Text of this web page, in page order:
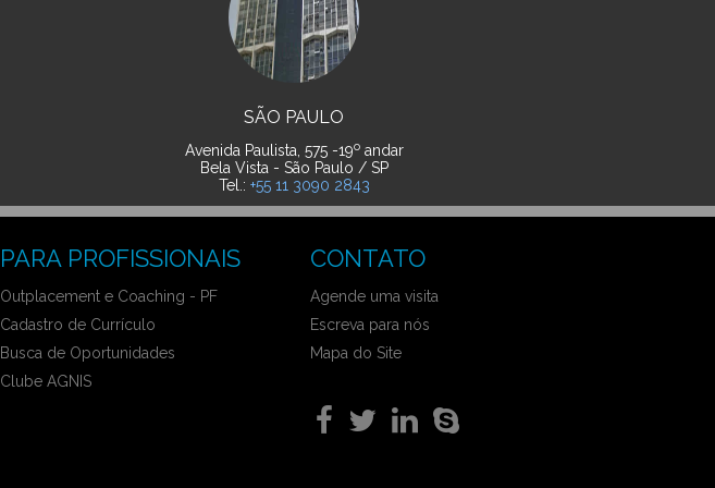
SÃO PAULO
Avenida Paulista, 575 -19oandar
Bela Vista - São Paulo / SP
Tel.: +55 11 3090 2843
PARA PROFISSIONAIS
Outplacement e Coaching - PF
Cadastro de Currículo
Busca de Oportunidades
Clube AGNIS
CONTATO
Agende uma visita
Escreva para nós
Mapa do Site